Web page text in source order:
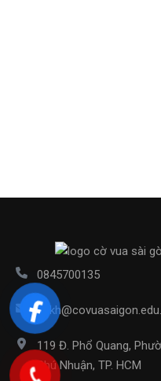
0845700135
119 Đ. Phổ Quang,
Phú Nhuận, TP. HCM